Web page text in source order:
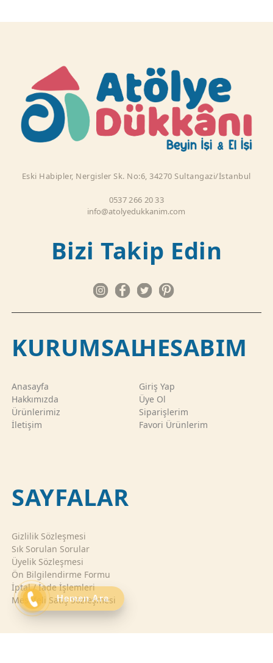
Hemen Ara
Eski Habipler, Nergisler Sk. No:6, 34270 Sultangazi/İstanbul
0537 266 20 33
info@atolyedukkanim.com
Bizi Takip Edin
KURUMSAL
Anasayfa
Hakkımızda
Ürünlerimiz
İletişim
HESABIM
Giriş Yap
Üye Ol
Siparişlerim
Favori Ürünlerim
SAYFALAR
Gizlilik Sözleşmesi
Sık Sorulan Sorular
Üyelik Sözleşmesi
Ön Bilgilendirme Formu
İptal / İade İşlemleri
Mesafeli Satış Sözleşmesi